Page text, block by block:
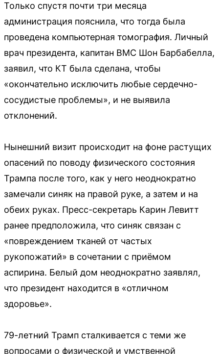
Только спустя почти три месяца
администрация пояснила, что тогда была
проведена компьютерная томография. Личный
врач президента, капитан ВМС Шон Барбабелла,
заявил, что КТ была сделана, чтобы
«окончательно исключить любые сердечно-
сосудистые проблемы», и не выявила
отклонений.
Нынешний визит происходит на фоне растущих
опасений по поводу физического состояния
Трампа после того, как у него неоднократно
замечали синяк на правой руке, а затем и на
обеих руках. Пресс-секретарь Карин Левитт
ранее предположила, что синяк связан с
«повреждением тканей от частых
рукопожатий» в сочетании с приёмом
аспирина. Белый дом неоднократно заявлял,
что президент находится в «отличном
здоровье».
79-летний Трамп сталкивается с теми же
вопросами о физической и умственной